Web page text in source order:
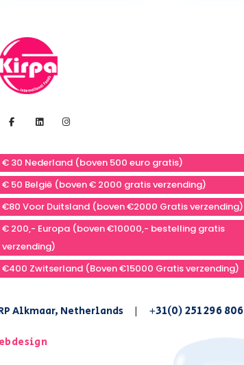
€ 30 Nederland (boven 500 euro gratis)
€ 50 België (boven € 2000 gratis verzending)
€80 Voor Duitsland (boven €2000 Gratis verzending)
€ 200,- Europa (boven €10000,- bestelling gratis
verzending)
€400 Zwitserland (Boven €15000 Gratis verzending)
Alkmaar, Netherlands +31(0) 251 296 806